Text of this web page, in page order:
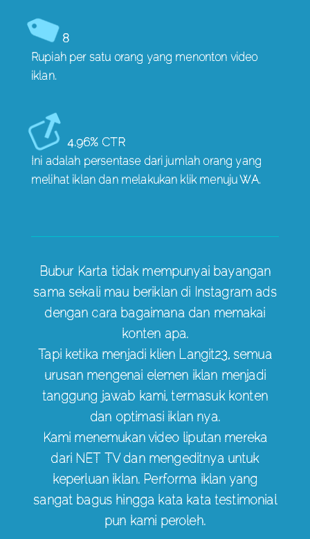
8
Rupiah per satu orang yang menonton video
iklan.
4.96% CTR
Ini adalah persentase dari jumlah orang yang
melihat iklan dan melakukan klik menuju WA.
Bubur Karta tidak mempunyai bayangan
sama sekali mau beriklan di Instagram ads
dengan cara bagaimana dan memakai
konten apa.
Tapi ketika menjadi klien Langit23, semua
urusan mengenai elemen iklan menjadi
tanggung jawab kami, termasuk konten
dan optimasi iklan nya.
Kami menemukan video liputan mereka
dari NET TV dan mengeditnya untuk
keperluan iklan. Performa iklan yang
sangat bagus hingga kata kata testimonial
pun kami peroleh.